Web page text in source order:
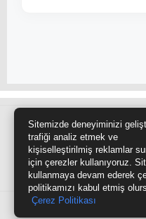
Site Haritası RSS
Sitemizde deneyiminizi
trafiği analiz etmek ve
kişiselleştirilmiş reklamlar
için çerezler kullanıyoruz.
kullanmaya devam ederek
politikamızı kabul etmiş
Çerez Politikası